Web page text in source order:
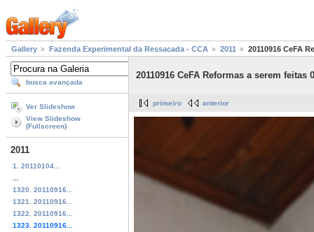
Gallery Fazenda Experimental da Ressacada - CCA 2011 20110916 CeFA
busca avançada
Ver Slideshow
View Slideshow
(Fullscreen)
2011
1. 20110104...
1320. 20110916...
1321. 20110916...
1322. 20110916...
1323. 20110916...
20110916 CeFA Reformas a serem feitas
primeiro anterior